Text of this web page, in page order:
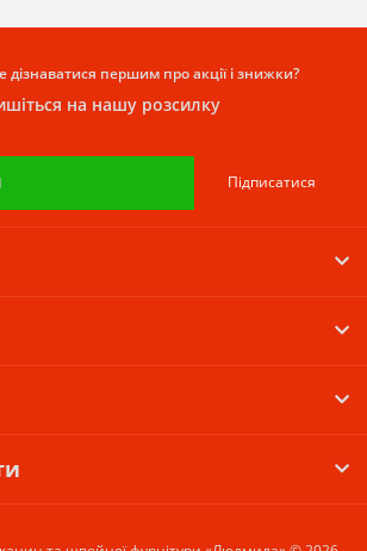
дізнаватися першим про акції і знижки?
на нашу розсилку
Підписатися